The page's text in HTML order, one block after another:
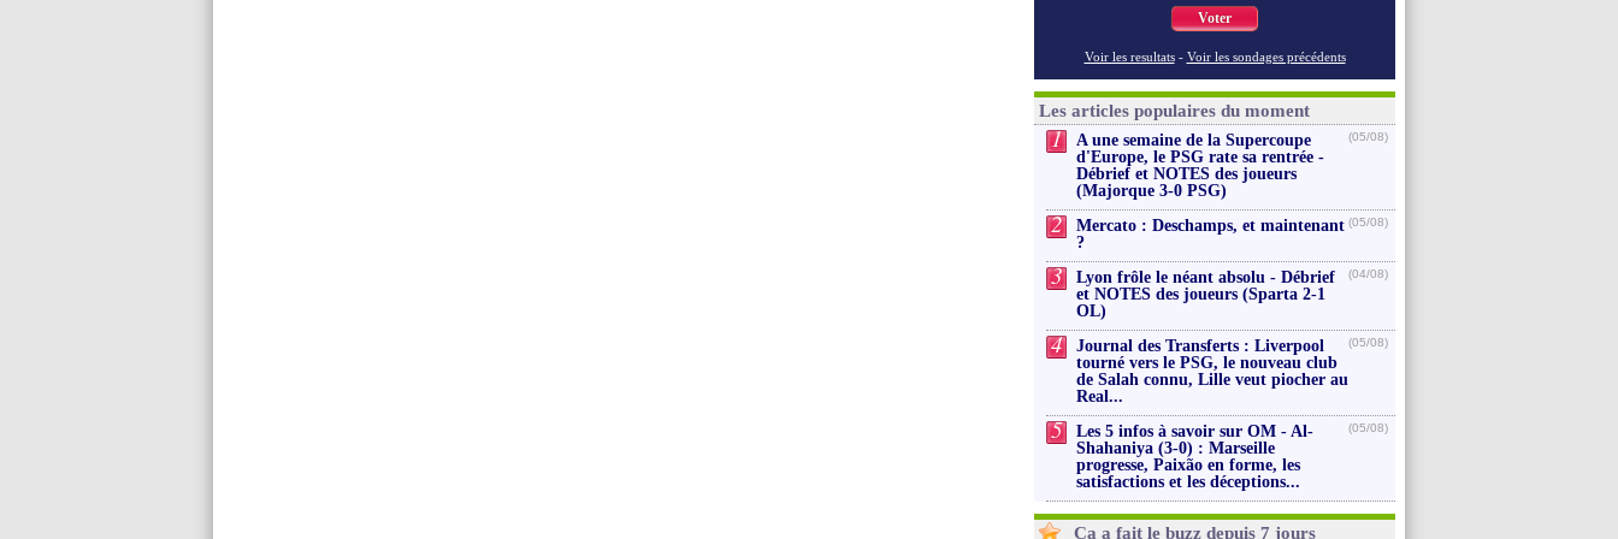
Voter
Voir les resultats - Voir les sondages précédents
Les articles populaires du moment
1
A une semaine de la Supercoupe
d'Europe, le PSG rate sa rentrée -
Débrief et NOTES des joueurs
(Majorque 3-0 PSG)
(05/08)
2
Mercato : Deschamps, et maintenant
?
(05/08)
3
Lyon frôle le néant absolu - Débrief
et NOTES des joueurs (Sparta 2-1
OL)
(04/08)
4
Journal des Transferts : Liverpool
tourné vers le PSG, le nouveau club
de Salah connu, Lille veut piocher au
Real...
(05/08)
5
Les 5 infos à savoir sur OM - Al-
Shahaniya (3-0) : Marseille
progresse, Paixão en forme, les
satisfactions et les déceptions...
(05/08)
Ça a fait le buzz depuis 7 jours